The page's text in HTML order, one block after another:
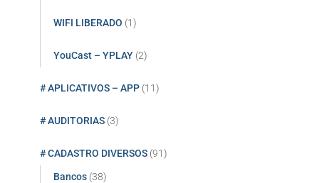
WIFI LIBERADO (1)
YouCast – YPLAY (2)
# APLICATIVOS – APP (11)
# AUDITORIAS (3)
# CADASTRO DIVERSOS (91)
Bancos (38)